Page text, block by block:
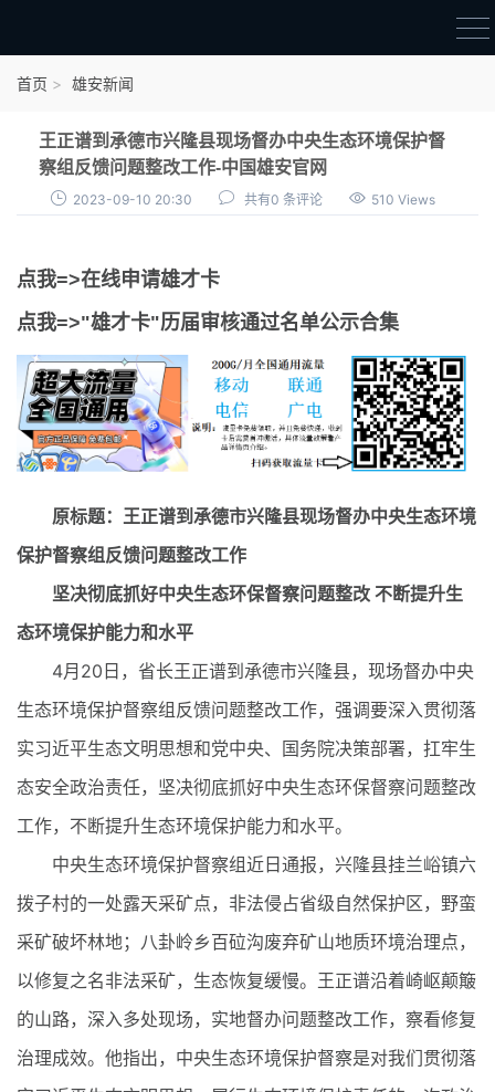
点我申领雄才卡
审核通过公示
首页 雄安新闻
王正谱到承德市兴隆县现场督办中央生态环境保护督
察组反馈问题整改工作-中国雄安官网
2023-09-10 20:30 共有0 条评论 510 Views
点我=>在线申请雄才卡
点我=>"雄才卡"历届审核通过名单公示合集
原标题：王正谱到承德市兴隆县现场督办中央生态环境
保护督察组反馈问题整改工作
坚决彻底抓好中央生态环保督察问题整改 不断提升生
态环境保护能力和水平
4月20日，省长王正谱到承德市兴隆县，现场督办中央
生态环境保护督察组反馈问题整改工作，强调要深入贯彻落
实习近平生态文明思想和党中央、国务院决策部署，扛牢生
态安全政治责任，坚决彻底抓好中央生态环保督察问题整改
工作，不断提升生态环境保护能力和水平。
中央生态环境保护督察组近日通报，兴隆县挂兰峪镇六
拨子村的一处露天采矿点，非法侵占省级自然保护区，野蛮
采矿破坏林地；八卦岭乡百砬沟废弃矿山地质环境治理点，
以修复之名非法采矿，生态恢复缓慢。王正谱沿着崎岖颠簸
的山路，深入多处现场，实地督办问题整改工作，察看修复
治理成效。他指出，中央生态环境保护督察是对我们贯彻落